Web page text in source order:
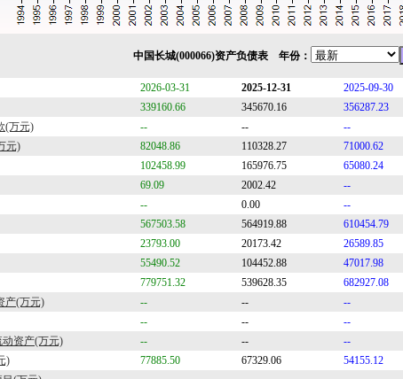
中国长城(000066)资产负债表 年份：
2026-03-31 2025-12-31 2025-09-30
339160.66 345670.16 356287.23
(万元)
-- -- --
元)
82048.86 110328.27 71000.62
102458.99 165976.75 65080.24
69.09 2002.42 --
-- 0.00 --
567503.58 564919.88 610454.79
23793.00 20173.42 26589.85
55490.52 104452.88 47017.98
779751.32 539628.35 682927.08
产(万元)
-- -- --
-- -- --
资产(万元)
-- -- --
)
77885.50 67329.06 54155.12